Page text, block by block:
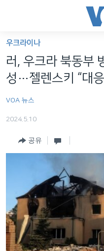
가
능
링
인
인
네
비
세계
라디오
프로그램
주파수 안내
언어 선택
우크라이나
러, 우크라 북동부
성…젤렌스키 “대
VOA 뉴스
2024.5.10
공유